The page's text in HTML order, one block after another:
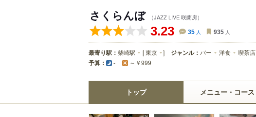
さくらんぼ （JAZZ LIVE 咲蘭房）
3.23 35 人 935 人
最寄り駅： 柴崎駅 [東京 ] ジャンル： バー 洋食 喫茶店
予算： - ～￥999
トップ メニュー・コース